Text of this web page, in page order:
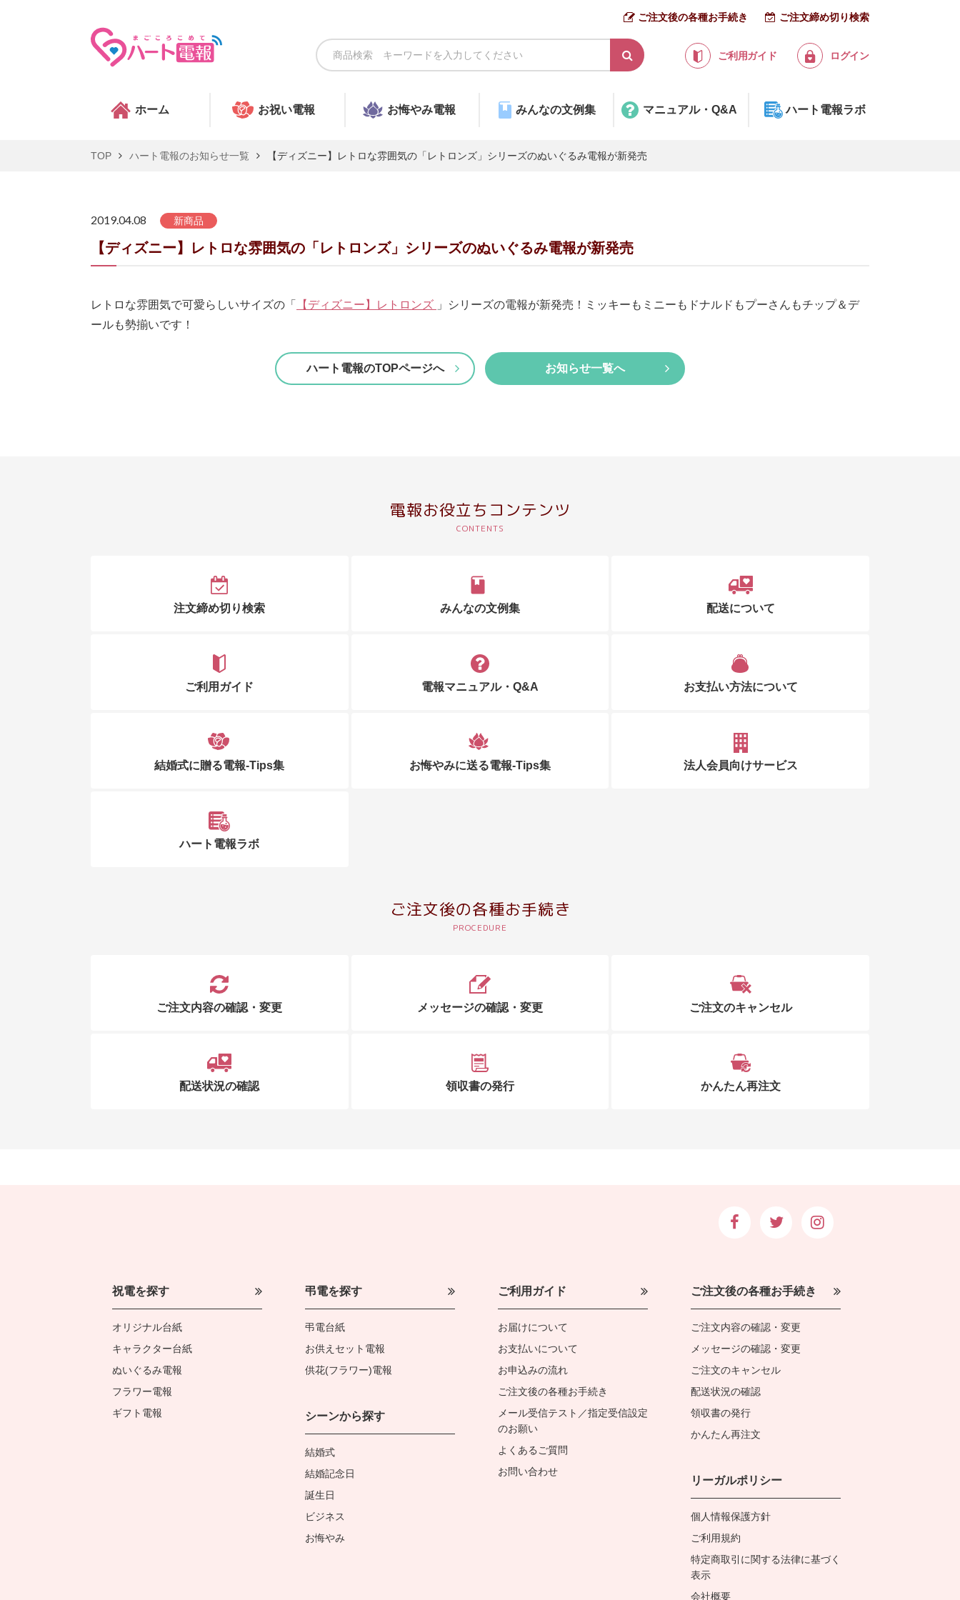
ご注文後の各種お手続き ご注文締め切り検索
ご利用ガイド ログイン
ホーム お祝い電報 お悔やみ電報 みんなの文例集 マニュアル・Q&A ハート電報ラボ
TOP ハート電報のお知らせ一覧 【ディズニー】レトロな雰囲気の「レトロンズ」シリーズのぬいぐるみ電報が新発売
2019.04.08 新商品
【ディズニー】レトロな雰囲気の「レトロンズ」シリーズのぬいぐるみ電報が新発売
レトロな雰囲気で可愛らしいサイズの「 【ディズニー】レトロンズ 」シリーズの電報が新発売！ミッキーもミニーもドナルドもプーさんもチップ＆デ
ールも勢揃いです！
お知らせ一覧へ
ハート電報のTOPページへ
電報お役立ちコンテンツ
注文締め切り検索 みんなの文例集 配送について
ご利用ガイド 電報マニュアル・Q&A お支払い方法について
結婚式に贈る電報-Tips集 お悔やみに送る電報-Tips集 法人会員向けサービス
ハート電報ラボ
ご注文後の各種お手続き
ご注文内容の確認・変更 メッセージの確認・変更 ご注文のキャンセル
配送状況の確認 領収書の発行 かんたん再注文
祝電を探す
オリジナル台紙
キャラクター台紙
ぬいぐるみ電報
フラワー電報
ギフト電報
弔電を探す
弔電台紙
お供えセット電報
供花(フラワー)電報
シーンから探す
結婚式
結婚記念日
誕生日
ビジネス
お悔やみ
ご利用ガイド
お届けについて
お支払いについて
お申込みの流れ
ご注文後の各種お手続き
メール受信テスト／指定受信設定
のお願い
よくあるご質問
お問い合わせ
ご注文後の各種お手続き
ご注文内容の確認・変更
メッセージの確認・変更
ご注文のキャンセル
配送状況の確認
領収書の発行
かんたん再注文
リーガルポリシー
個人情報保護方針
ご利用規約
特定商取引に関する法律に基づく
表示
会社概要